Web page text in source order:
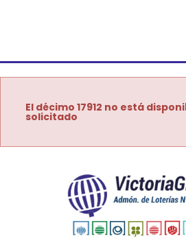
El décimo 17912 no está
solicitado